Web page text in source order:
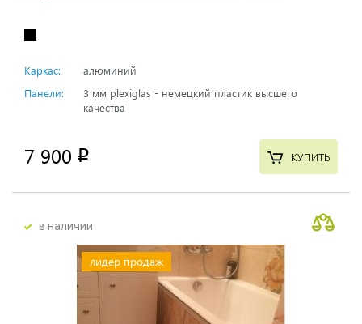
Каркас:
алюминий
Панели:
3 мм plexiglas - немецкий пластик высшего
качества
7 900 p КУПИТЬ
в наличии
лидер продаж